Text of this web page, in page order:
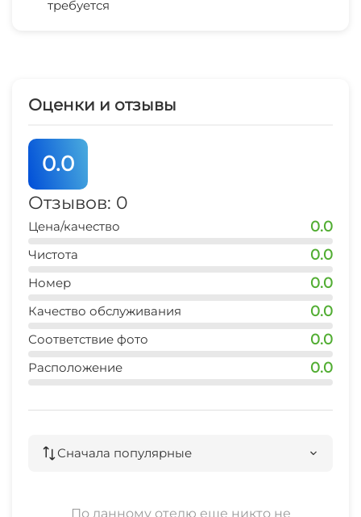
рынок
5 мин
Беседка
требуется
Оценки и отзывы
0.0
Отзывов: 0
Цена/качество 0.0
Чистота 0.0
Номер 0.0
Качество обслуживания 0.0
Соответствие фото 0.0
Расположение 0.0
Сначала популярные
По данному отелю еще никто не